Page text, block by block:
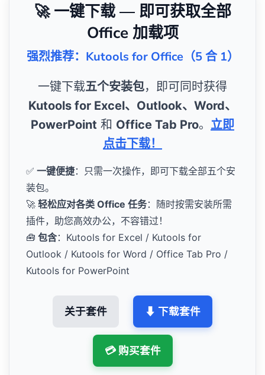
🚀 一键下载 — 即可获取全部
Office 加载项
强烈推荐：Kutools for Office（5 合 1）
一键下载五个安装包，即可同时获得
Kutools for Excel、Outlook、Word、
PowerPoint 和 Office Tab Pro。 立即
点击下载！
✅ 一键便捷：只需一次操作，即可下载全部五个安
装包。
🚀 轻松应对各类 Office 任务：随时按需安装所需
插件，助您高效办公，不容错过！
🧰 包含：Kutools for Excel / Kutools for
Outlook / Kutools for Word / Office Tab Pro /
Kutools for PowerPoint
关于套件 ⬇ 下载套件
💳 购买套件